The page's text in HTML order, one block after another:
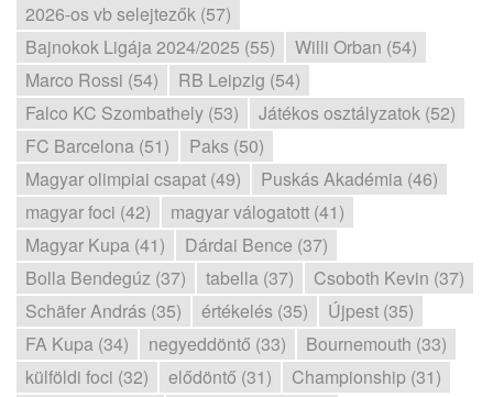
2026-os vb selejtezők (57)
Bajnokok Ligája 2024/2025 (55)
Willi Orban (54)
Marco Rossi (54)
RB Leipzig (54)
Falco KC Szombathely (53)
Játékos osztályzatok (52)
FC Barcelona (51)
Paks (50)
Magyar olimpiai csapat (49)
Puskás Akadémia (46)
magyar foci (42)
magyar válogatott (41)
Magyar Kupa (41)
Dárdai Bence (37)
Bolla Bendegúz (37)
tabella (37)
Csoboth Kevin (37)
Schäfer András (35)
értékelés (35)
Újpest (35)
FA Kupa (34)
negyeddöntő (33)
Bournemouth (33)
külföldi foci (32)
elődöntő (31) Championship (31)